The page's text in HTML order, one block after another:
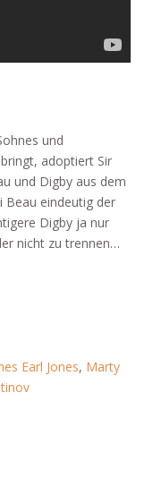
und
adoptiert Sir
und Digby aus dem
Beau eindeutig der
Digby ja nur
nicht zu trennen…
Earl Jones, Marty